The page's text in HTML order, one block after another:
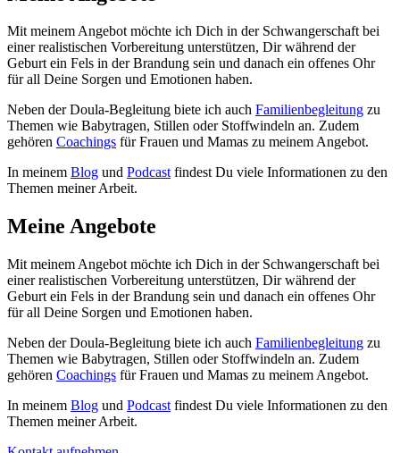
Mit meinem Angebot möchte ich Dich in der Schwangerschaft bei
einer realistischen Vorbereitung unterstützen, Dir während der
Geburt ein Fels in der Brandung sein und danach ein offenes Ohr
für all Deine Sorgen und Emotionen haben.
Neben der Doula-Begleitung biete ich auch Familienbegleitung zu
Themen wie Babytragen, Stillen oder Stoffwindeln an. Zudem
gehören Coachings für Frauen und Mamas zu meinem Angebot.
In meinem Blog und Podcastfindest Du viele Informationen zu den
Themen meiner Arbeit.
Meine Angebote
Mit meinem Angebot möchte ich Dich in der Schwangerschaft bei
einer realistischen Vorbereitung unterstützen, Dir während der
Geburt ein Fels in der Brandung sein und danach ein offenes Ohr
für all Deine Sorgen und Emotionen haben.
Neben der Doula-Begleitung biete ich auch Familienbegleitung zu
Themen wie Babytragen, Stillen oder Stoffwindeln an. Zudem
gehören Coachings für Frauen und Mamas zu meinem Angebot.
In meinem Blog und Podcast findest Du viele Informationen zu den
Themen meiner Arbeit.